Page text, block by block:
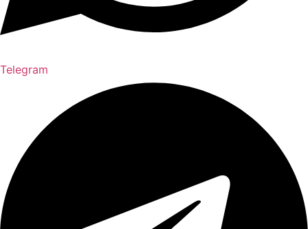
Telegram